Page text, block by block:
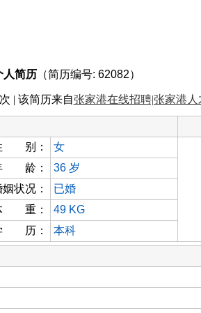
人简历 （简历编号: 62082）
| 该简历来自张家港在线招聘|张家港人
别：
女
龄： 36 岁
状况：
已婚
重：
49 KG
历： 本科